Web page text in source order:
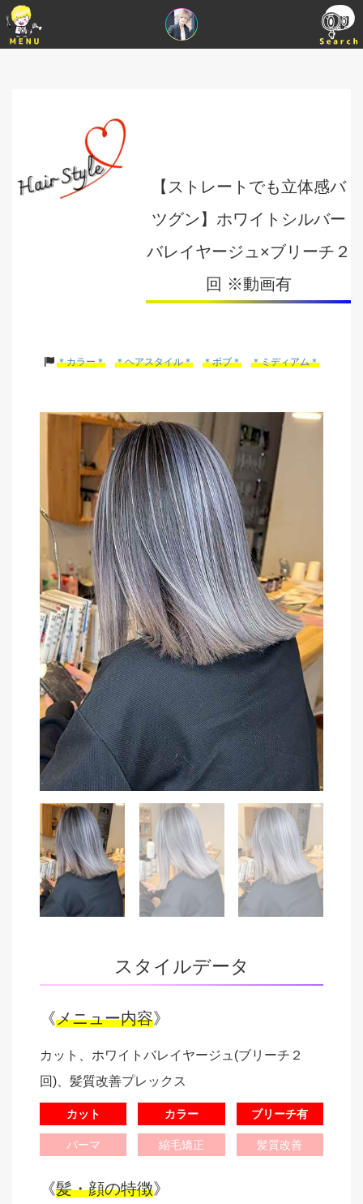
【ストレートでも立体感バ
ツグン】ホワイトシルバー
バレイヤージュ×ブリーチ２
回 ※動画有
＊カラー＊ ＊ヘアスタイル＊ ＊ボブ＊ ＊ミディアム＊
スタイルデータ
《メニュー内容》
カット、ホワイトバレイヤージュ(ブリーチ２
回)、髪質改善プレックス
カット カラー ブリーチ有
パーマ 縮毛矯正 髪質改善
《髪・顔の特徴》